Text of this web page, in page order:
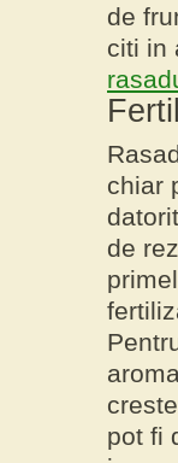
de
citi in
chiar
de
pot fi